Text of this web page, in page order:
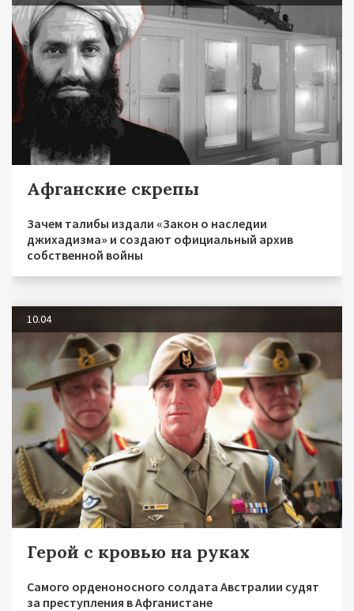
Афганские скрепы
Зачем талибы издали «Закон о наследии
джихадизма» и создают официальный архив
собственной войны
10.04
Герой с кровью на руках
Самого орденоносного солдата Австралии судят
за преступления в Афганистане